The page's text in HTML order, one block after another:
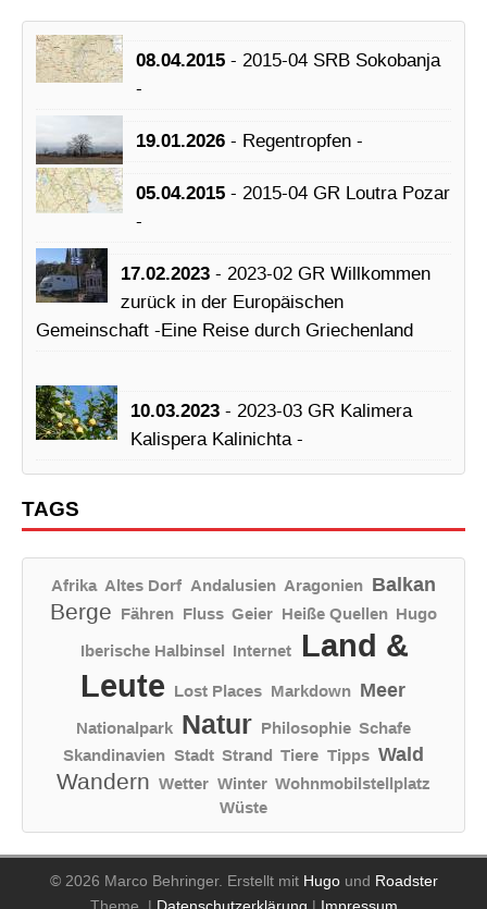
08.04.2015 - 2015-04 SRB Sokobanja
-
19.01.2026 - Regentropfen -
05.04.2015 - 2015-04 GR Loutra Pozar
-
17.02.2023 - 2023-02 GR Willkommen
zurück in der Europäischen
Gemeinschaft -Eine Reise durch Griechenland
10.03.2023 - 2023-03 GR Kalimera
Kalispera Kalinichta -
TAGS
Afrika Altes Dorf Andalusien Aragonien Balkan
Berge Fähren Fluss Geier Heiße Quellen Hugo
Iberische Halbinsel Internet
Land &
Leute Lost Places Markdown Meer
Nationalpark Natur Philosophie Schafe
Skandinavien Stadt Strand Tiere Tipps Wald
Wandern Wetter Winter Wohnmobilstellplatz
Wüste
© 2026 Marco Behringer. Erstellt mit Hugound Roadster
Theme.
| Datenschutzerklärung | Impressum